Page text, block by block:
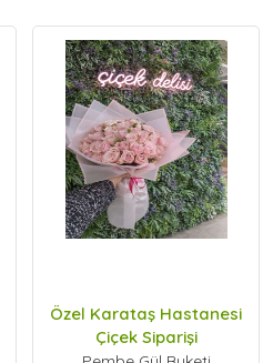
Özel Karataş Hastanesi
Çiçek Siparişi